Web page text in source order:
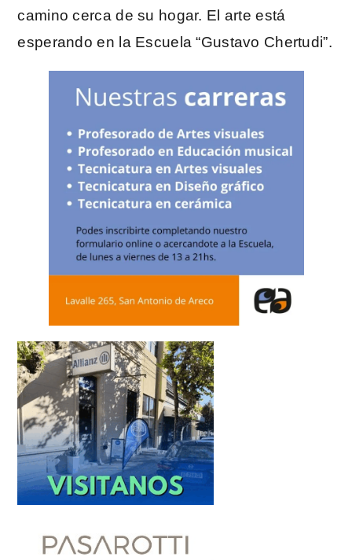
camino cerca de su hogar. El arte está
esperando en la Escuela “Gustavo Chertudi”.